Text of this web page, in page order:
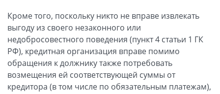
Кроме того, поскольку никто не вправе извлекать
выгоду из своего незаконного или
недобросовестного поведения (пункт 4 статьи 1 ГК
РФ), кредитная организация вправе помимо
обращения к должнику также потребовать
возмещения ей соответствующей суммы от
кредитора (в том числе по обязательным платежам),